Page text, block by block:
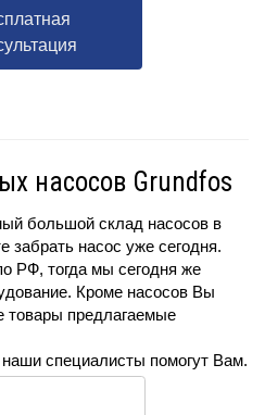
насосов Grundfos
большой склад насосов в
забрать насос уже сегодня.
РФ, тогда мы сегодня же
Кроме насосов Вы
товары предлагаемые
специалисты помогут Вам.